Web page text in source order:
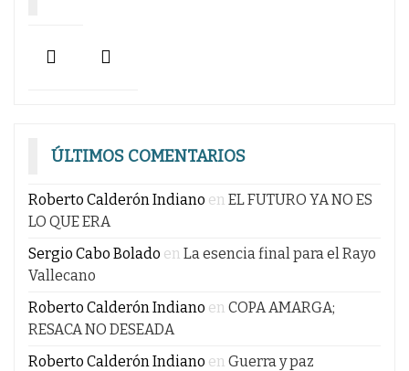
ÚLTIMOS COMENTARIOS
Roberto Calderón Indiano en EL FUTURO YA NO ES
LO QUE ERA
Sergio Cabo Bolado en La esencia final para el Rayo
Vallecano
Roberto Calderón Indiano en COPA AMARGA;
RESACA NO DESEADA
Roberto Calderón Indiano en Guerra y paz